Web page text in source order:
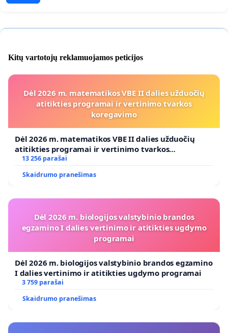
Kitų vartotojų reklamuojamos peticijos
Dėl 2026 m. matematikos VBE II dalies užduočių
atitikties programai ir vertinimo tvarkos
koregavimo
Dėl 2026 m. matematikos VBE II dalies užduočių
atitikties programai ir vertinimo tvarkos
koregavimo
13 256 parašai
Skaidrumo pranešimas
Dėl 2026 m. biologijos valstybinio brandos
egzamino I dalies vertinimo ir atitikties ugdymo
programai
Dėl 2026 m. biologijos valstybinio brandos egzamino
I dalies vertinimo ir atitikties ugdymo programai
3 759 parašai
Skaidrumo pranešimas